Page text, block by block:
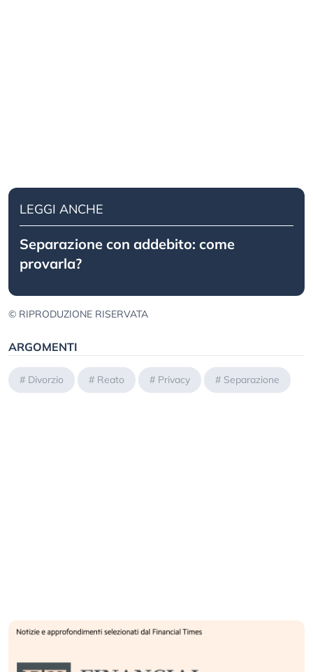
LEGGI ANCHE
Separazione con addebito: come
provarla?
© RIPRODUZIONE RISERVATA
ARGOMENTI
# Divorzio # Reato # Privacy # Separazione